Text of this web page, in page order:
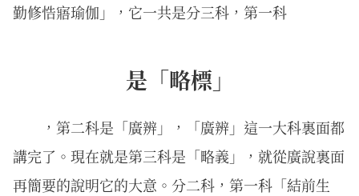
勤修悎寤瑜伽」，它一共是分三科，第一科
是「略標」
，第二科是「廣辨」，「廣辨」這一大科裏面都
講完了。現在就是第三科是「略義」，就從廣說裏面
再簡要的說明它的大意。分二科，第一科「結前生